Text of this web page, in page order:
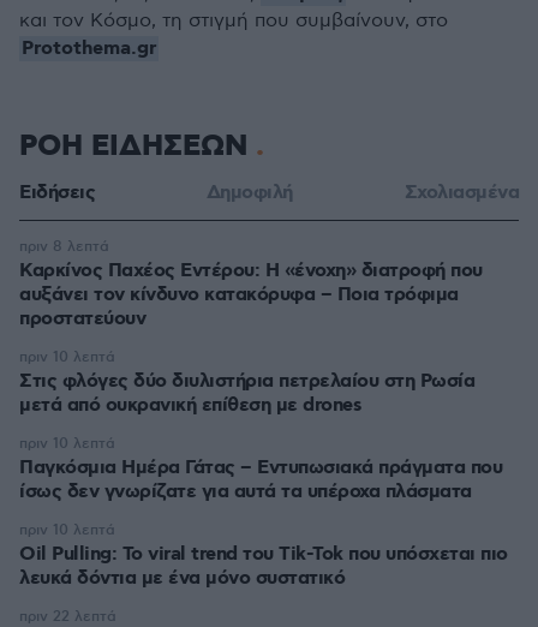
και τον Κόσμο, τη στιγμή που συμβαίνουν, στο
Protothema.gr
ΡΟΗ ΕΙΔΗΣΕΩΝ
Ειδήσεις Δημοφιλή Σχολιασμένα
Καρκίνος Παχέος Εντέρου: Η «ένοχη» διατροφή που
αυξάνει τον κίνδυνο κατακόρυφα – Ποια τρόφιμα
προστατεύουν
πριν 8 λεπτά
Στις φλόγες δύο διυλιστήρια πετρελαίου στη Ρωσία
μετά από ουκρανική επίθεση με drones
πριν 10 λεπτά
Παγκόσμια Ημέρα Γάτας – Εντυπωσιακά πράγματα που
ίσως δεν γνωρίζατε για αυτά τα υπέροχα πλάσματα
πριν 10 λεπτά
Oil Pulling: To viral trend του Tik-Tok που υπόσχεται πιο
λευκά δόντια με ένα μόνο συστατικό
πριν 10 λεπτά
πριν 22 λεπτά